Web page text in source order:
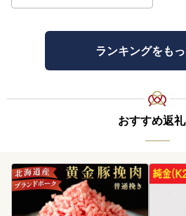
ランキングをも
おすすめ返